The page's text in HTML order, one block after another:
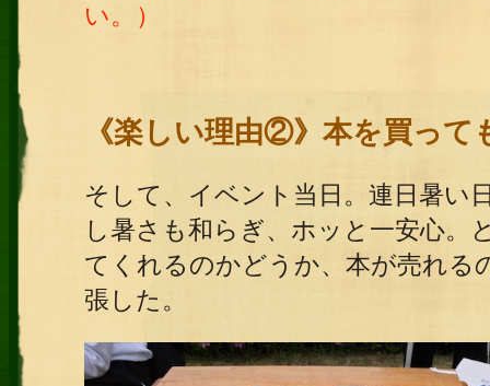
い。）
《楽しい理由②》本を買って
そして、イベント当日。連日暑い
し暑さも和らぎ、ホッと一安心。
てくれるのかどうか、本が売れる
張した。